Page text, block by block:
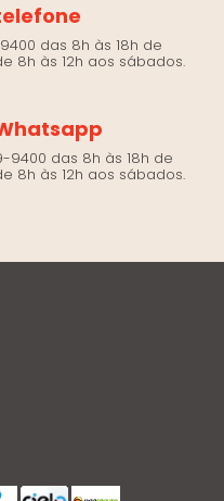
das 8h às 18h de
8h às 12h aos sábados.
9400 das 8h às 18h de
8h às 12h aos sábados.